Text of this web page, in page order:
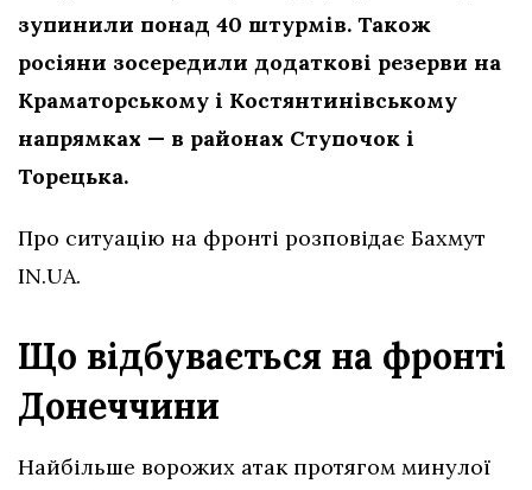
зупинили понад 40 штурмів. Також
росіяни зосередили додаткові резерви на
Краматорському і Костянтинівському
напрямках — в районах Ступочок і
Торецька.
Про ситуацію на фронті розповідає Бахмут
IN.UA.
Що відбувається на фронті
Донеччини
Найбільше ворожих атак протягом минулої